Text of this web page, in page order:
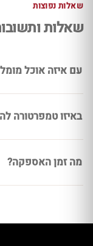
שאלות נפוצות
שאלות
עם איזה אוכל
באיזו טמפרטורה
מה זמן האספקה?